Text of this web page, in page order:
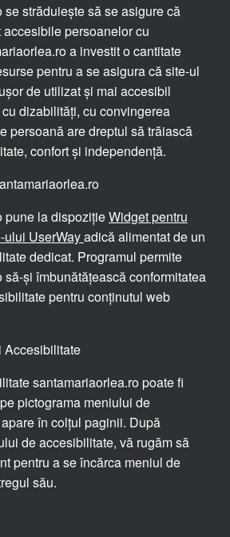
străduiește să se asigure că
persoanelor cu
a investit o cantitate
pentru a se asigura că site-ul
de utilizat și mai accesibil
dizabilități, cu convingerea
persoană are dreptul să trăiască
confort și independență.
pune la dispozițieWidget pentru
UserWayadică alimentat de un
dedicat. Programul permite
și îmbunătățească conformitatea
pentru conținutul web
Accesibilitate
santamariaorlea.ro poate fi
pictograma meniului de
în colțul paginii. După
de accesibilitate, vă rugăm să
pentru a se încărca meniul de
său.